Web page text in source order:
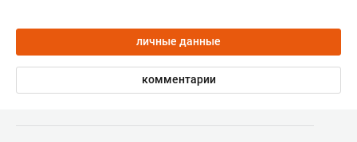
личные данные
комментарии